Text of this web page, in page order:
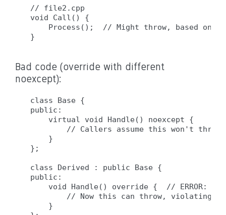
// file2.cpp
void Call() {
Process();  // Might throw, based on
Bad code (override with different
noexcept):
class Base {
public:
    virtual void Handle() noexcept {
        // Callers assume this won't throw
    }
};
class Derived : public Base {
public:
void Handle() override {  // ERROR:
// Now this can throw, violating
    }